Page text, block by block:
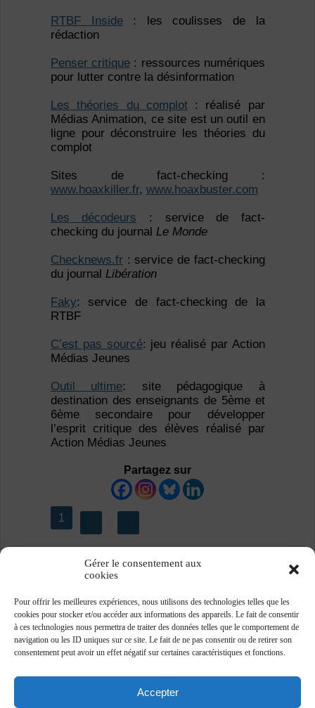
Gérer le consentement aux
cookies
Pour offrir les meilleures expériences, nous utilisons des technologies telles que les
cookies pour stocker et/ou accéder aux informations des appareils. Le fait de consentir
à ces technologies nous permettra de traiter des données telles que le comportement de
navigation ou les ID uniques sur ce site. Le fait de ne pas consentir ou de retirer son
consentement peut avoir un effet négatif sur certaines caractéristiques et fonctions.
Accepter
RTBF Inside: les coulisses de la
rédaction
Penser critique : ressources numériques
pour lutter contre la désinformation
Les théories du complot: réalisé par
Médias Animation, ce site est un outil en
ligne pour déconstruire les théories du
complot
Sites de fact-checking :
www.hoaxkiller.fr, www.hoaxbuster.com
Les décodeurs : service de fact-
checking du journal Le Monde
Checknews.fr : service de fact-checking
du journal Libération
Faky: service de fact-checking de la
RTBF
C’est pas sourcé: jeu réalisé par Action
Médias Jeunes
Outil ultime: site pédagogique à
destination des enseignants de 5ème et
6ème secondaire pour développer
l’esprit critique des élèves réalisé par
Action Médias Jeunes
Partagez sur
1